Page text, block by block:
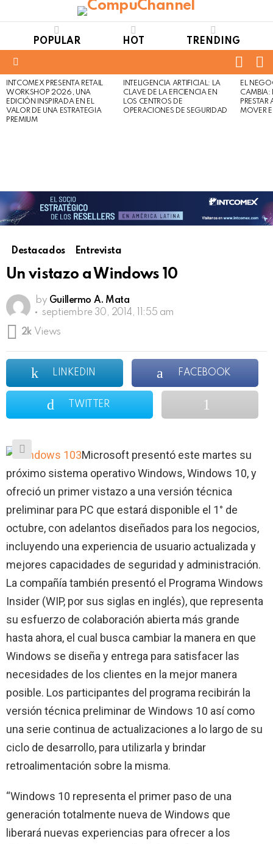
POPULAR HOT TRENDING
LATEST
STORIES
INTCOMEX PRESENTA RETAIL
WORKSHOP 2026, UNA
EDICIÓN INSPIRADA EN EL
VALOR DE UNA ESTRATEGIA
PREMIUM
INTELIGENCIA ARTIFICIAL: LA
CLAVE DE LA EFICIENCIA EN
LOS CENTROS DE
OPERACIONES DE SEGURIDAD
EL
CAMBIA:
MOVER
Destacados Entrevista
Un vistazo a Windows 10
by Guillermo A. Mata
septiembre 30, 2014, 11:55 am
2k Views
LINKEDIN FACEBOOK
TWITTER
Microsoft presentó este martes su
próximo sistema operativo Windows, Windows 10, y
ofreció un primer vistazo a una versión técnica
preliminar para PC que estará disponible el 1° de
octubre, con adelantos diseñados para los negocios,
incluyendo una experiencia de usuario actualizada y
mejores capacidades de seguridad y administración.
La compañía también presentó el Programa Windows
Insider (WIP, por sus siglas en inglés), que representa
su esfuerzo de colaboración abierta más grande
hasta ahora, el cual busca cambiar la manera en que
Windows se diseña y entrega para satisfacer las
necesidades de los clientes en la mejor manera
posible. Los participantes del programa recibirán la
versión técnica preliminar de Windows 10 así como
una serie continua de actualizaciones a lo largo de su
ciclo de desarrollo, para utilizarla y brindar
retroalimentación sobre la misma.
“Windows 10 representa el primer paso de una
generación totalmente nueva de Windows que
liberará nuevas experiencias para ofrecer a los